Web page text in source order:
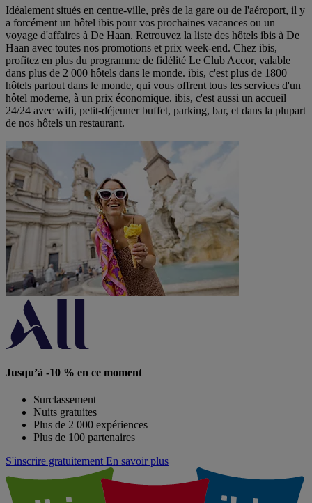
Idéalement situés en centre-ville, près de la gare ou de l'aéroport, il y
a forcément un hôtel ibis pour vos prochaines vacances ou un
voyage d'affaires à De Haan. Retrouvez la liste des hôtels ibis à De
Haan avec toutes nos promotions et prix week-end. Chez ibis,
profitez en plus du programme de fidélité Le Club Accor, valable
dans plus de 2 000 hôtels dans le monde. ibis, c'est plus de 1800
hôtels partout dans le monde, qui vous offrent tous les services d'un
hôtel moderne, à un prix économique. ibis, c'est aussi un accueil
24/24 avec wifi, petit-déjeuner buffet, parking, bar, et dans la plupart
de nos hôtels un restaurant.
Jusqu’à -10 % en ce moment
Surclassement
Nuits gratuites
Plus de 2 000 expériences
Plus de 100 partenaires
S'inscrire gratuitement En savoir plus